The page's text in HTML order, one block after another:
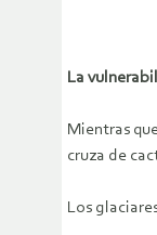
La
Mientras
cruza de
Los